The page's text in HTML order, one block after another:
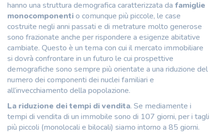
hanno una struttura demografica caratterizzata da famiglie
monocomponentio comunque più piccole, le case
costruite negli anni passati e di metrature molto generose
sono frazionate anche per rispondere a esigenze abitative
cambiate. Questo è un tema con cui il mercato immobiliare
si dovrà confrontare in un futuro le cui prospettive
demografiche sono sempre più orientate a una riduzione del
numero dei componenti dei nuclei familiari e
all’invecchiamento della popolazione.
La riduzione dei tempi di vendita. Se mediamente i
tempi di vendita di un immobile sono di 107 giorni, per i tagli
più piccoli (monolocali e bilocali) siamo intorno a 85 giorni.